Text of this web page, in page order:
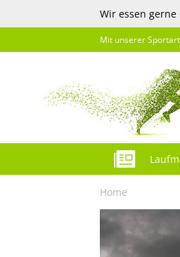
Wir essen
Mit unserer
Home